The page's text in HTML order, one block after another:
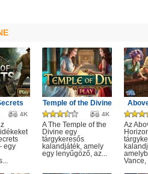
4K
egy
Temple of the Divine
4K
A The Temple of the
Divine egy
tárgykeresős
kalandjáték, amely
egy lenyűgöző, az...
Az
Vance,